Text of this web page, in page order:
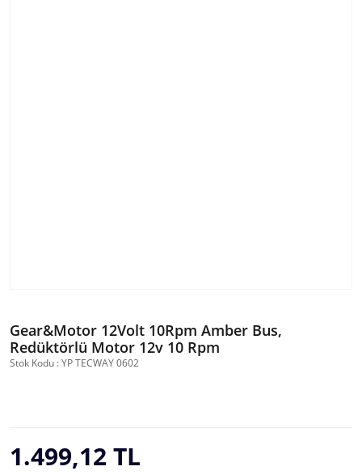
Gear&Motor 12Volt 10Rpm Amber Bus,
Redüktörlü Motor 12v 10 Rpm
Stok Kodu : YP TECWAY 0602
1.499,12 TL